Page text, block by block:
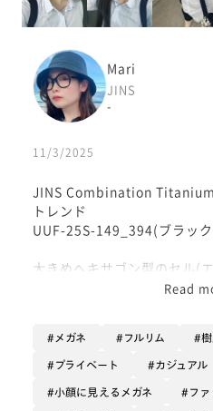
Mari
JINS
-
11/3/2025
JINS Combination Titanium
トレンド
UUF-25S-149_394(ブラッ
大きめヘキサゴン型のセル(
今回のテーマは【黄金比ア
メガネを掛けた時のお顔を
う、サイジングやデザイン
Read
メガネ フルリム
プライベート カジュアル
小顔に見えるメガネ ファ